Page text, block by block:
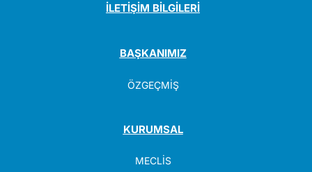
İLETİŞİM BİLGİLERİ
BAŞKANIMIZ
ÖZGEÇMİŞ
KURUMSAL
MECLİS